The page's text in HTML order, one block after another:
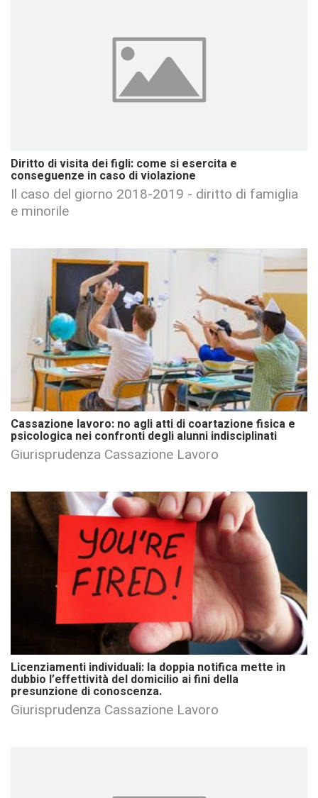
Diritto di visita dei figli: come si esercita e
conseguenze in caso di violazione
Il caso del giorno 2018-2019 - diritto di famiglia
e minorile
Cassazione lavoro: no agli atti di coartazione fisica e
psicologica nei confronti degli alunni indisciplinati
Giurisprudenza Cassazione Lavoro
Licenziamenti individuali: la doppia notifica mette in
dubbio l’effettività del domicilio ai fini della
presunzione di conoscenza.
Giurisprudenza Cassazione Lavoro